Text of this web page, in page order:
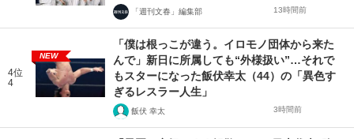
「週刊文春」編集部 13時間前
4位
4
NEW
「僕は根っこが違う。イロモノ団体から来た
んで」新日に所属しても“外様扱い”…それで
もスターになった飯伏幸太（44）の「異色す
ぎるレスラー人生」
飯伏 幸太 3時間前